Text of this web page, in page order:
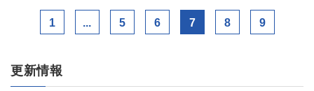
1 ... 5 6 7 8 9
更新情報